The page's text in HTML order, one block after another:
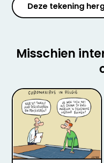
Deze tekening
Misschien